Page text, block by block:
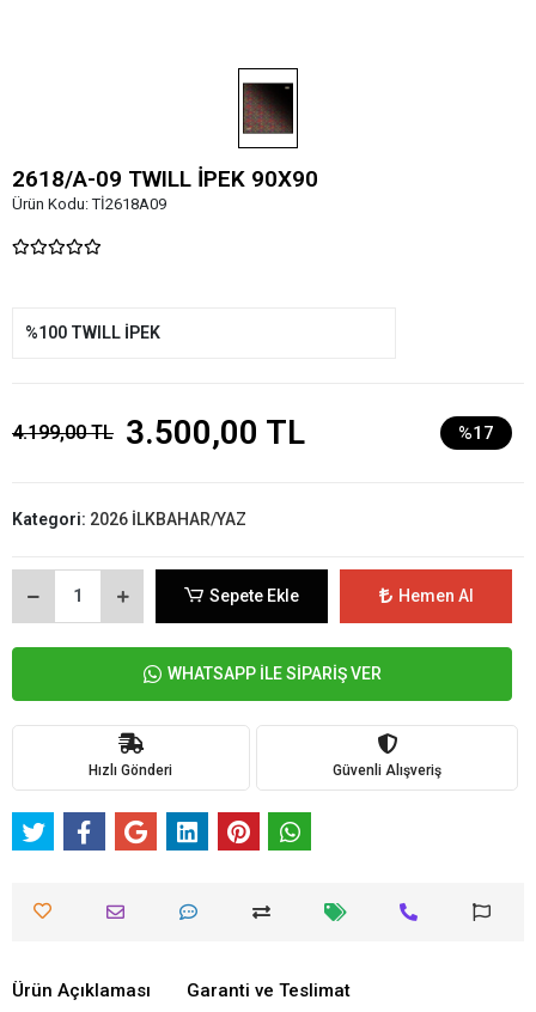
2618/A-09 TWILL İPEK 90X90
Ürün Kodu:Tİ2618A09
%100 TWILL İPEK
4.199,00 TL 3.500,00 TL %17
Kategori: 2026 İLKBAHAR/YAZ
Sepete Ekle Hemen Al
WHATSAPP İLE SİPARİŞ VER
Hızlı Gönderi Güvenli Alışveriş
Ürün Açıklaması Garanti ve Teslimat